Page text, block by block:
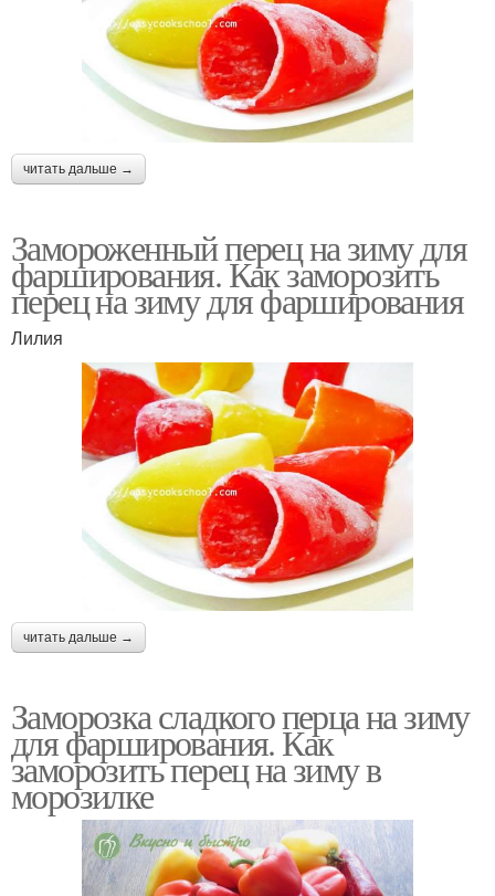
читать дальше →
Замороженный перец на зиму для
фарширования. Как заморозить
перец на зиму для фарширования
Лилия
читать дальше →
Заморозка сладкого перца на зиму
для фарширования. Как
заморозить перец на зиму в
морозилке